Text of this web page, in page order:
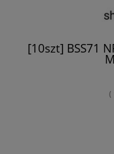
[10szt] BSS71
(